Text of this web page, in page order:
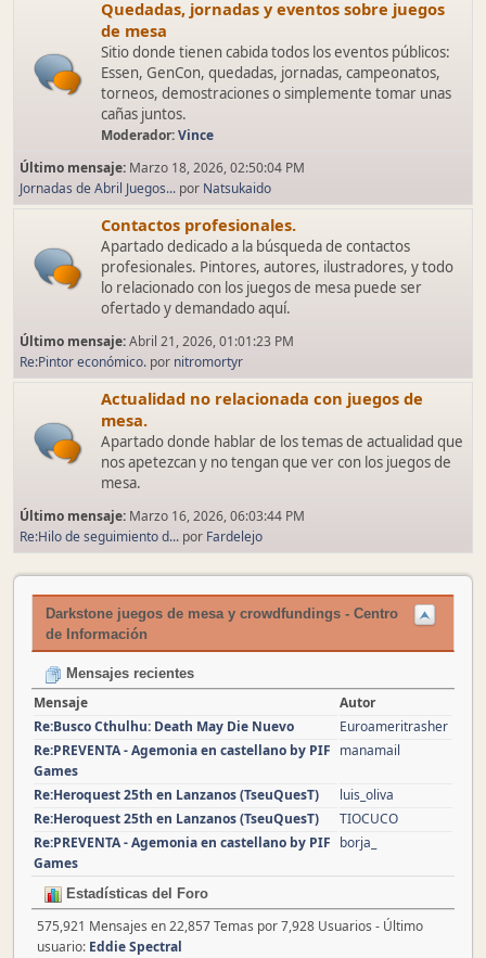
Quedadas, jornadas y eventos sobre juegos
de mesa
Sitio donde tienen cabida todos los eventos públicos:
Essen, GenCon, quedadas, jornadas, campeonatos,
torneos, demostraciones o simplemente tomar unas
cañas juntos.
Moderador:Vince
Último mensaje: Marzo 18, 2026, 02:50:04 PM
Jornadas de Abril Juegos... por Natsukaido
Contactos profesionales.
Apartado dedicado a la búsqueda de contactos
profesionales. Pintores, autores, ilustradores, y todo
lo relacionado con los juegos de mesa puede ser
ofertado y demandado aquí.
Último mensaje:Abril 21, 2026, 01:01:23 PM
Re:Pintor económico. por nitromortyr
Actualidad no relacionada con juegos de
mesa.
Apartado donde hablar de los temas de actualidad que
nos apetezcan y no tengan que ver con los juegos de
mesa.
Último mensaje: Marzo 16, 2026, 06:03:44 PM
Re:Hilo de seguimiento d... por Fardelejo
Darkstone juegos de mesa y crowdfundings - Centro
de Información
Mensajes recientes
Mensaje
Autor
Re:Busco Cthulhu: Death May Die Nuevo
Euroameritrasher
Re:PREVENTA - Agemonia en castellano by PIF
Games
manamail
Re:Heroquest 25th en Lanzanos (TseuQuesT)
luis_oliva
Re:Heroquest 25th en Lanzanos (TseuQuesT)
TIOCUCO
Re:PREVENTA - Agemonia en castellano by PIF
Games
borja_
Estadísticas del Foro
575,921 Mensajes en 22,857 Temas por 7,928 Usuarios - Último
usuario: Eddie Spectral